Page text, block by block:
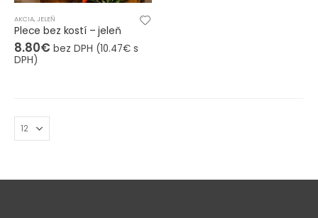
AKCIA,JELEŇ
Plece bez kostí – jeleň
8.80€ bez DPH (10.47€ s
DPH)